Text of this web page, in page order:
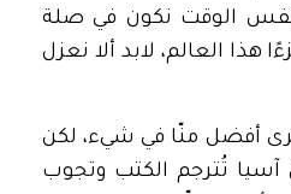
الوقت نكون في صلة
هذا العالم، لابد ألا نعزل
أفضل منّا في شيء، لكن
تُترجم الكتب وتجوب